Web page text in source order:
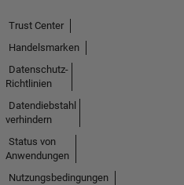
Trust Center
Handelsmarken
Datenschutz-
Richtlinien
Datendiebstahl
verhindern
Status von
Anwendungen
Nutzungsbedingungen